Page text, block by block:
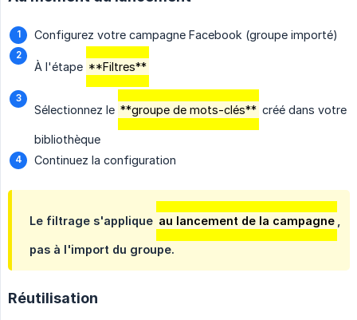
Configurez votre campagne Facebook (groupe importé)
À l'étape **Filtres**
Sélectionnez le **groupe de mots-clés** créé dans votre
bibliothèque
Continuez la configuration
Le filtrage s'applique au lancement de la campagne
pas à l'import du groupe.
Réutilisation